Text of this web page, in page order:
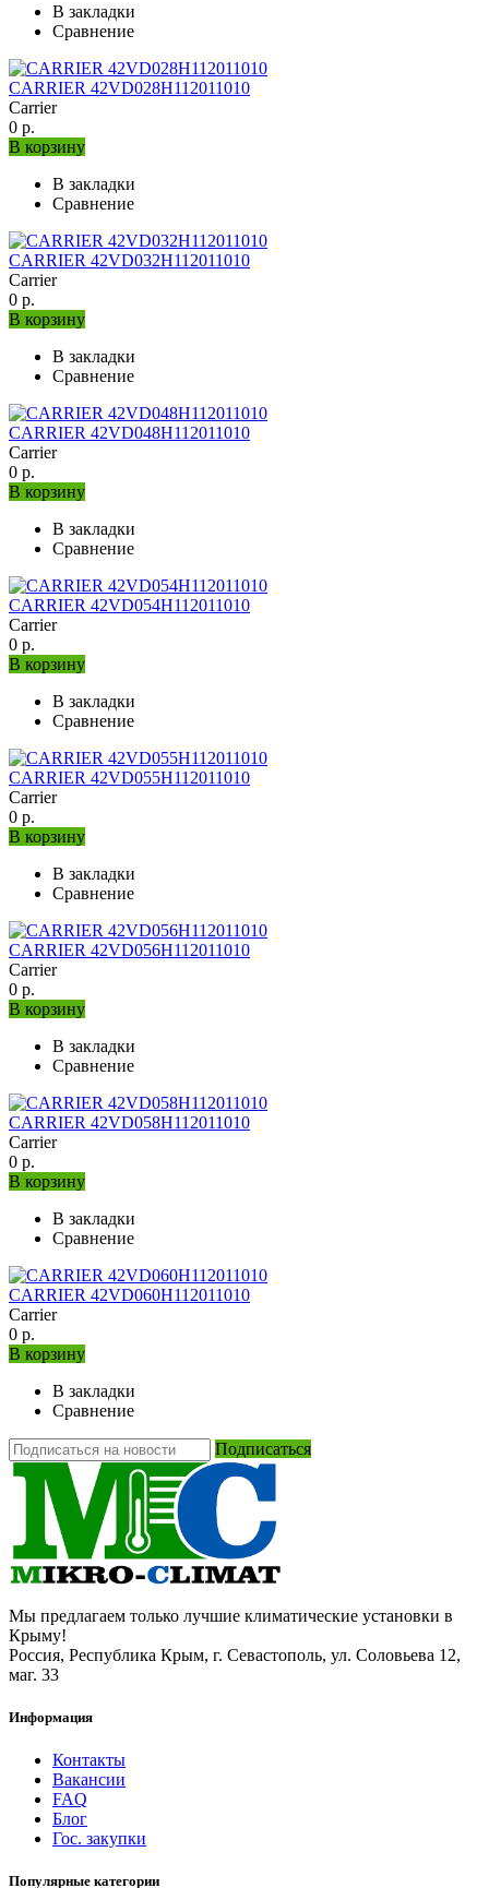
В закладки
Сравнение
CARRIER 42VD028H112011010
Carrier
0 р.
В корзину
В закладки
Сравнение
CARRIER 42VD032H112011010
Carrier
0 р.
В корзину
В закладки
Сравнение
CARRIER 42VD048H112011010
Carrier
0 р.
В корзину
В закладки
Сравнение
CARRIER 42VD054H112011010
Carrier
0 р.
В корзину
В закладки
Сравнение
CARRIER 42VD055H112011010
Carrier
0 р.
В корзину
В закладки
Сравнение
CARRIER 42VD056H112011010
Carrier
0 р.
В корзину
В закладки
Сравнение
CARRIER 42VD058H112011010
Carrier
0 р.
В корзину
В закладки
Сравнение
CARRIER 42VD060H112011010
Carrier
0 р.
В корзину
В закладки
Сравнение
Подписаться
Мы предлагаем только лучшие климатические установки в
Крыму!
Россия, Республика Крым, г. Севастополь, ул. Соловьева 12,
маг. 33
Информация
Контакты
Вакансии
FAQ
Блог
Гос. закупки
Популярные категории